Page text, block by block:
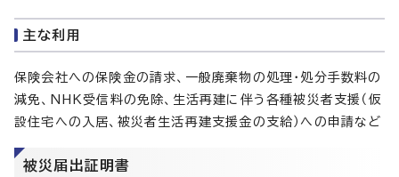
主な利用
保険会社への保険金の請求、一般廃棄物の処理・処分手数料の
減免、NHK受信料の免除、生活再建に伴う各種被災者支援（仮
設住宅への入居、被災者生活再建支援金の支給）への申請など
被災届出証明書